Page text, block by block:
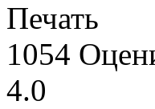
Печать
1054
4.0